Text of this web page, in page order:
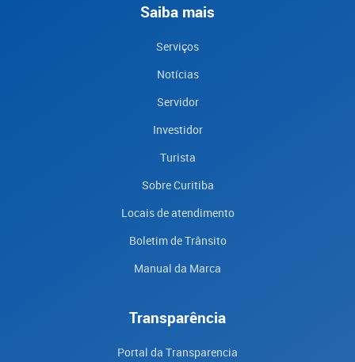
Saiba mais
Serviços
Notícias
Servidor
Investidor
Turista
Sobre Curitiba
Locais de atendimento
Boletim de Trânsito
Manual da Marca
Transparência
Portal da Transparencia